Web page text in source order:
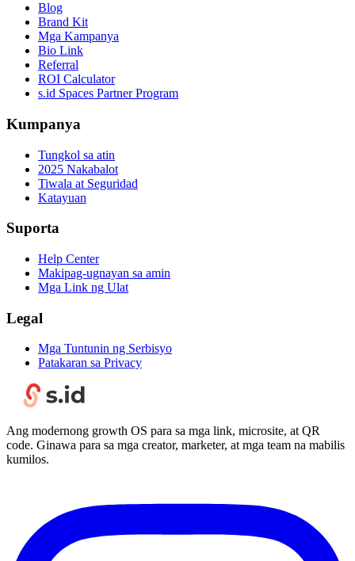
Blog
Brand Kit
Mga Kampanya
Bio Link
Referral
ROI Calculator
s.id Spaces Partner Program
Kumpanya
Tungkol sa atin
2025 Nakabalot
Tiwala at Seguridad
Katayuan
Suporta
Help Center
Makipag-ugnayan sa amin
Mga Link ng Ulat
Legal
Mga Tuntunin ng Serbisyo
Patakaran sa Privacy
Ang modernong growth OS para sa mga link, microsite, at QR
code. Ginawa para sa mga creator, marketer, at mga team na mabilis
kumilos.